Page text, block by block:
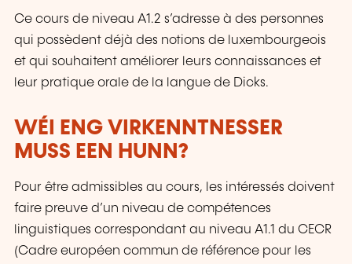
adaptés sur mesure selon les besoins des
entreprises; des formations universitaires; des
formations spécialisées; des formations pour
seniors; des certifications professionnelles.
Ce cours de niveau A1.2 s’adresse à des personnes
qui possèdent déjà des notions de luxembourgeois
et qui souhaitent améliorer leurs connaissances et
leur pratique orale de la langue de Dicks.
WÉI ENG VIRKENNTNESSER
MUSS EEN HUNN?
Pour être admissibles au cours, les intéressés doivent
faire preuve d’un niveau de compétences
linguistiques correspondant au niveau A1.1 du CECR
(Cadre européen commun de référence pour les